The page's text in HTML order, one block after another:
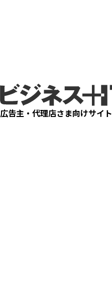
広告主・代理店さま向けサイト